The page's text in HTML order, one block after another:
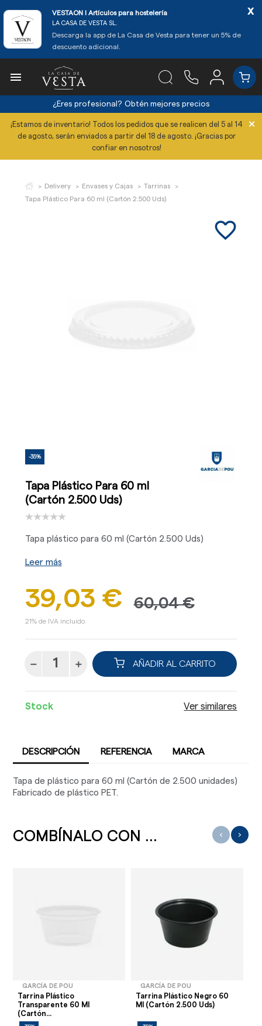
VESTAON l Artículos para hostelería
LA CASA DE VESTA SL.
Descarga la app de La Casa de Vesta para tener un 5% de
descuento adicional.
x

¿Eres profesional? Obtén mejores precios
¡Estamos de inventario! Todos los pedidos que se realicen del 5 al 14
de agosto, serán enviados a partir del 18 de agosto. ¡Gracias por
confiar en nosotros!
×
Delivery Envases y Cajas
Tarrinas
Tapa Plástico Para 60 ml (Cartón 2.500 Uds)
favorite_border
-35%
Tapa Plástico Para 60 ml
(Cartón 2.500 Uds)
Tapa plástico para 60 ml (Cartón 2.500 Uds)
Leer más
39,03 € 60,04 €
21% de IVA incluido.
AÑADIR AL CARRITO
Stock Ver similares
DESCRIPCIÓN REFERENCIA MARCA
Tapa de plástico para 60 ml (Cartón de 2.500 unidades)
Fabricado de plástico PET.
COMBÍNALO CON ...
GARCÍA DE POU
Tarrina Plástico
Transparente 60 Ml
(Cartón...
GARCÍA DE POU
Tarrina Plástico Negro 60
Ml (Cartón 2.500 Uds)
‹ ›